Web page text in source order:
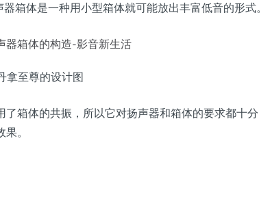
箱体是一种用小型箱体就可能放出丰富低音的形式。
拿至尊的设计图
箱体的共振，所以它对扬声器和箱体的要求都十分
。